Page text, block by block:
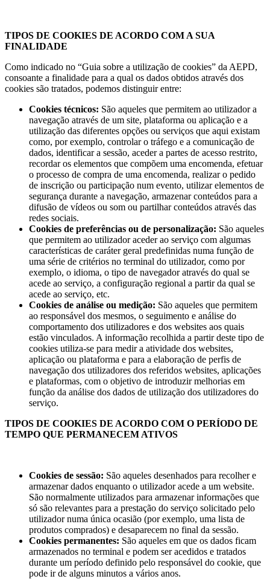
TIPOS DE COOKIES DE ACORDO COM A SUA
FINALIDADE
Como indicado no “Guia sobre a utilização de cookies” da AEPD,
consoante a finalidade para a qual os dados obtidos através dos
cookies são tratados, podemos distinguir entre:
Cookies técnicos: São aqueles que permitem ao utilizador a
navegação através de um site, plataforma ou aplicação e a
utilização das diferentes opções ou serviços que aqui existam
como, por exemplo, controlar o tráfego e a comunicação de
dados, identificar a sessão, aceder a partes de acesso restrito,
recordar os elementos que compõem uma encomenda, efetuar
o processo de compra de uma encomenda, realizar o pedido
de inscrição ou participação num evento, utilizar elementos de
segurança durante a navegação, armazenar conteúdos para a
difusão de vídeos ou som ou partilhar conteúdos através das
redes sociais.
Cookies de preferências ou de personalização: São aqueles
que permitem ao utilizador aceder ao serviço com algumas
características de caráter geral predefinidas numa função de
uma série de critérios no terminal do utilizador, como por
exemplo, o idioma, o tipo de navegador através do qual se
acede ao serviço, a configuração regional a partir da qual se
acede ao serviço, etc.
Cookies de análise ou medição: São aqueles que permitem
ao responsável dos mesmos, o seguimento e análise do
comportamento dos utilizadores e dos websites aos quais
estão vinculados. A informação recolhida a partir deste tipo de
cookies utiliza-se para medir a atividade dos websites,
aplicação ou plataforma e para a elaboração de perfis de
navegação dos utilizadores dos referidos websites, aplicações
e plataformas, com o objetivo de introduzir melhorias em
função da análise dos dados de utilização dos utilizadores do
serviço.
TIPOS DE COOKIES DE ACORDO COM O PERÍODO DE
TEMPO QUE PERMANECEM ATIVOS
Cookies de sessão: São aqueles desenhados para recolher e
armazenar dados enquanto o utilizador acede a um website.
São normalmente utilizados para armazenar informações que
só são relevantes para a prestação do serviço solicitado pelo
utilizador numa única ocasião (por exemplo, uma lista de
produtos comprados) e desaparecem no final da sessão.
Cookies permanentes: São aqueles em que os dados ficam
armazenados no terminal e podem ser acedidos e tratados
durante um período definido pelo responsável do cookie, que
pode ir de alguns minutos a vários anos.